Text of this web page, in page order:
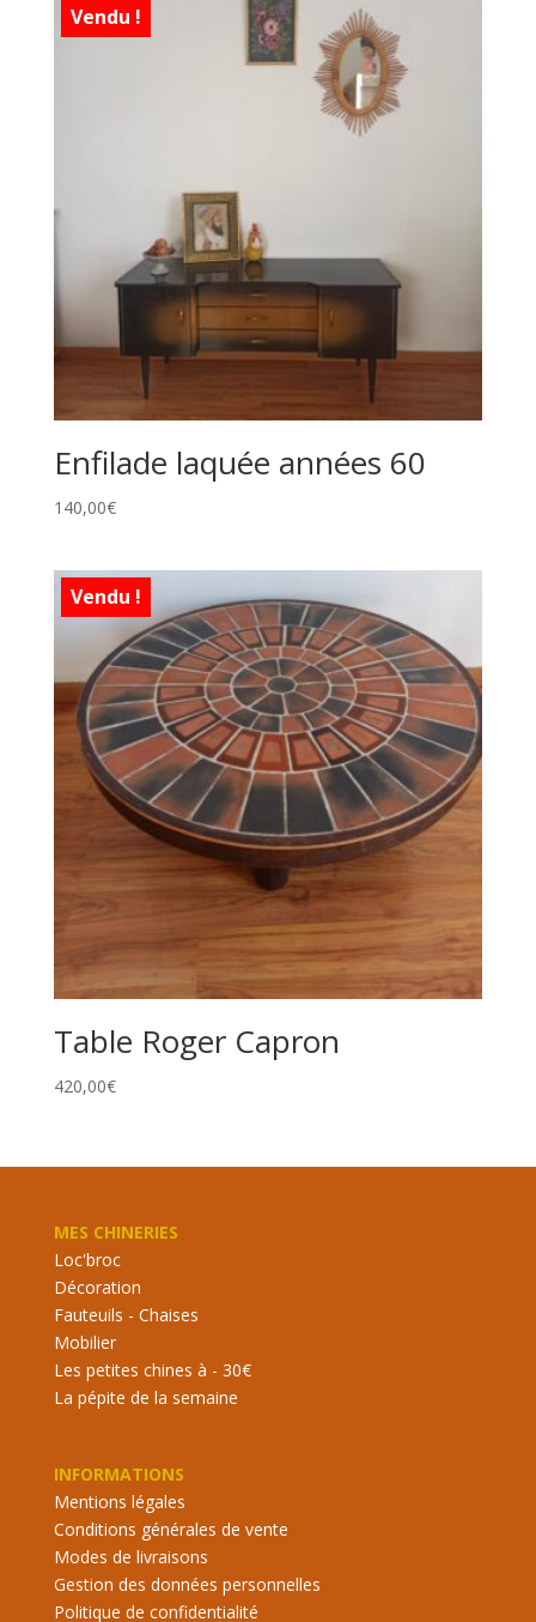
Vendu !
Enfilade laquée années 60
140,00€
Vendu !
Table Roger Capron
420,00€
MES CHINERIES
Loc'broc
Décoration
Fauteuils - Chaises
Mobilier
Les petites chines à - 30€
La pépite de la semaine
INFORMATIONS
Mentions légales
Conditions générales de vente
Modes de livraisons
Gestion des données personnelles
Politique de confidentialité